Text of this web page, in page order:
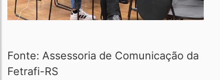
Fonte: Assessoria de Comunicação da
Fetrafi-RS